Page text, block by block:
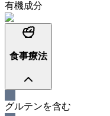
有機成分
食事療法
グルテンを含む